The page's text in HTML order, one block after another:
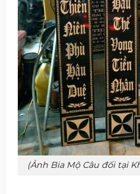
(Ảnh Bia Mộ Câu đối tại